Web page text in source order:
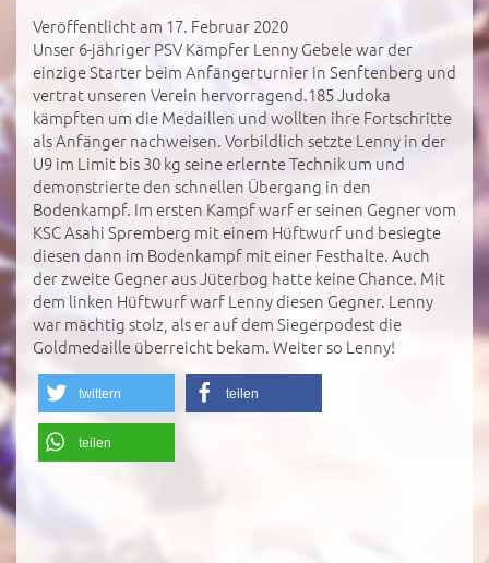
Veröffentlicht am 17. Februar 2020
Unser 6-jähriger PSV Kämpfer Lenny Gebele war der
einzige Starter beim Anfängerturnier in Senftenberg und
vertrat unseren Verein hervorragend.185 Judoka
kämpften um die Medaillen und wollten ihre Fortschritte
als Anfänger nachweisen. Vorbildlich setzte Lenny in der
U9 im Limit bis 30 kg seine erlernte Technik um und
demonstrierte den schnellen Übergang in den
Bodenkampf. Im ersten Kampf warf er seinen Gegner vom
KSC Asahi Spremberg mit einem Hüftwurf und besiegte
diesen dann im Bodenkampf mit einer Festhalte. Auch
der zweite Gegner aus Jüterbog hatte keine Chance. Mit
dem linken Hüftwurf warf Lenny diesen Gegner. Lenny
war mächtig stolz, als er auf dem Siegerpodest die
Goldmedaille überreicht bekam. Weiter so Lenny!
twittern teilen
teilen